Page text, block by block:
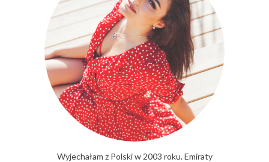
Wyjechałam z Polski w 2003 roku. Emiraty